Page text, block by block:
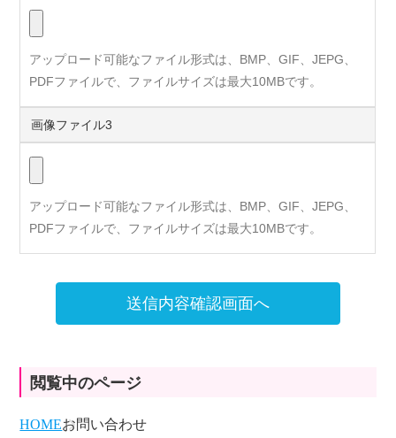
アップロード可能なファイル形式は、BMP、GIF、JEPG、
PDFファイルで、ファイルサイズは最大10MBです。
画像ファイル3
アップロード可能なファイル形式は、BMP、GIF、JEPG、
PDFファイルで、ファイルサイズは最大10MBです。
送信内容確認画面へ
閲覧中のページ
HOMEお問い合わせ